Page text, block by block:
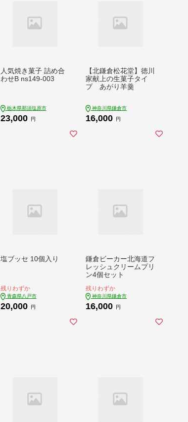
人気焼き菓子 詰め合
わせB ns149-003
栃木県那須塩原市
23,000 円
【北鎌倉松花堂】徳川
家献上の生菓子タイ
プ あがり羊羹
神奈川県鎌倉市
16,000 円
塩ブッセ 10個入り
残りわずか
青森県八戸市
20,000 円
鎌倉ビーカー北海道フ
レッシュクリームプリ
ン4個セット
残りわずか
神奈川県鎌倉市
16,000 円